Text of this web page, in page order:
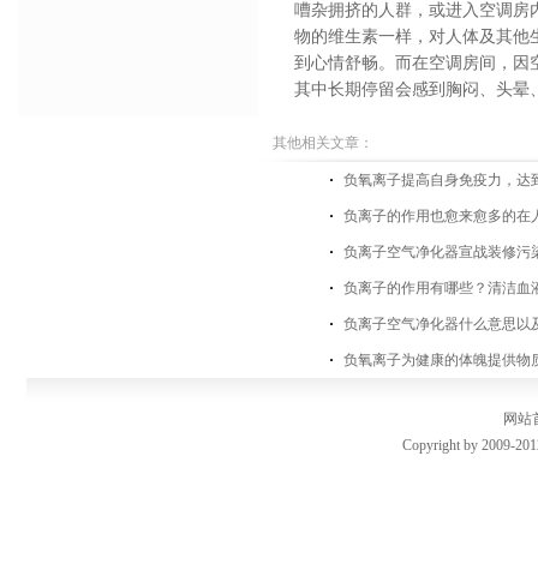
嘈杂拥挤的人群，或进入空调房
物的维生素一样，对人体及其他
到心情舒畅。而在空调房间，因
其中长期停留会感到胸闷、头晕
其他相关文章：
负氧离子提高自身免疫力，达
负离子的作用也愈来愈多的在
负离子空气净化器宣战装修污
负离子的作用有哪些？清洁血
负离子空气净化器什么意思以
负氧离子为健康的体魄提供物
网站
Copyright by 2009-